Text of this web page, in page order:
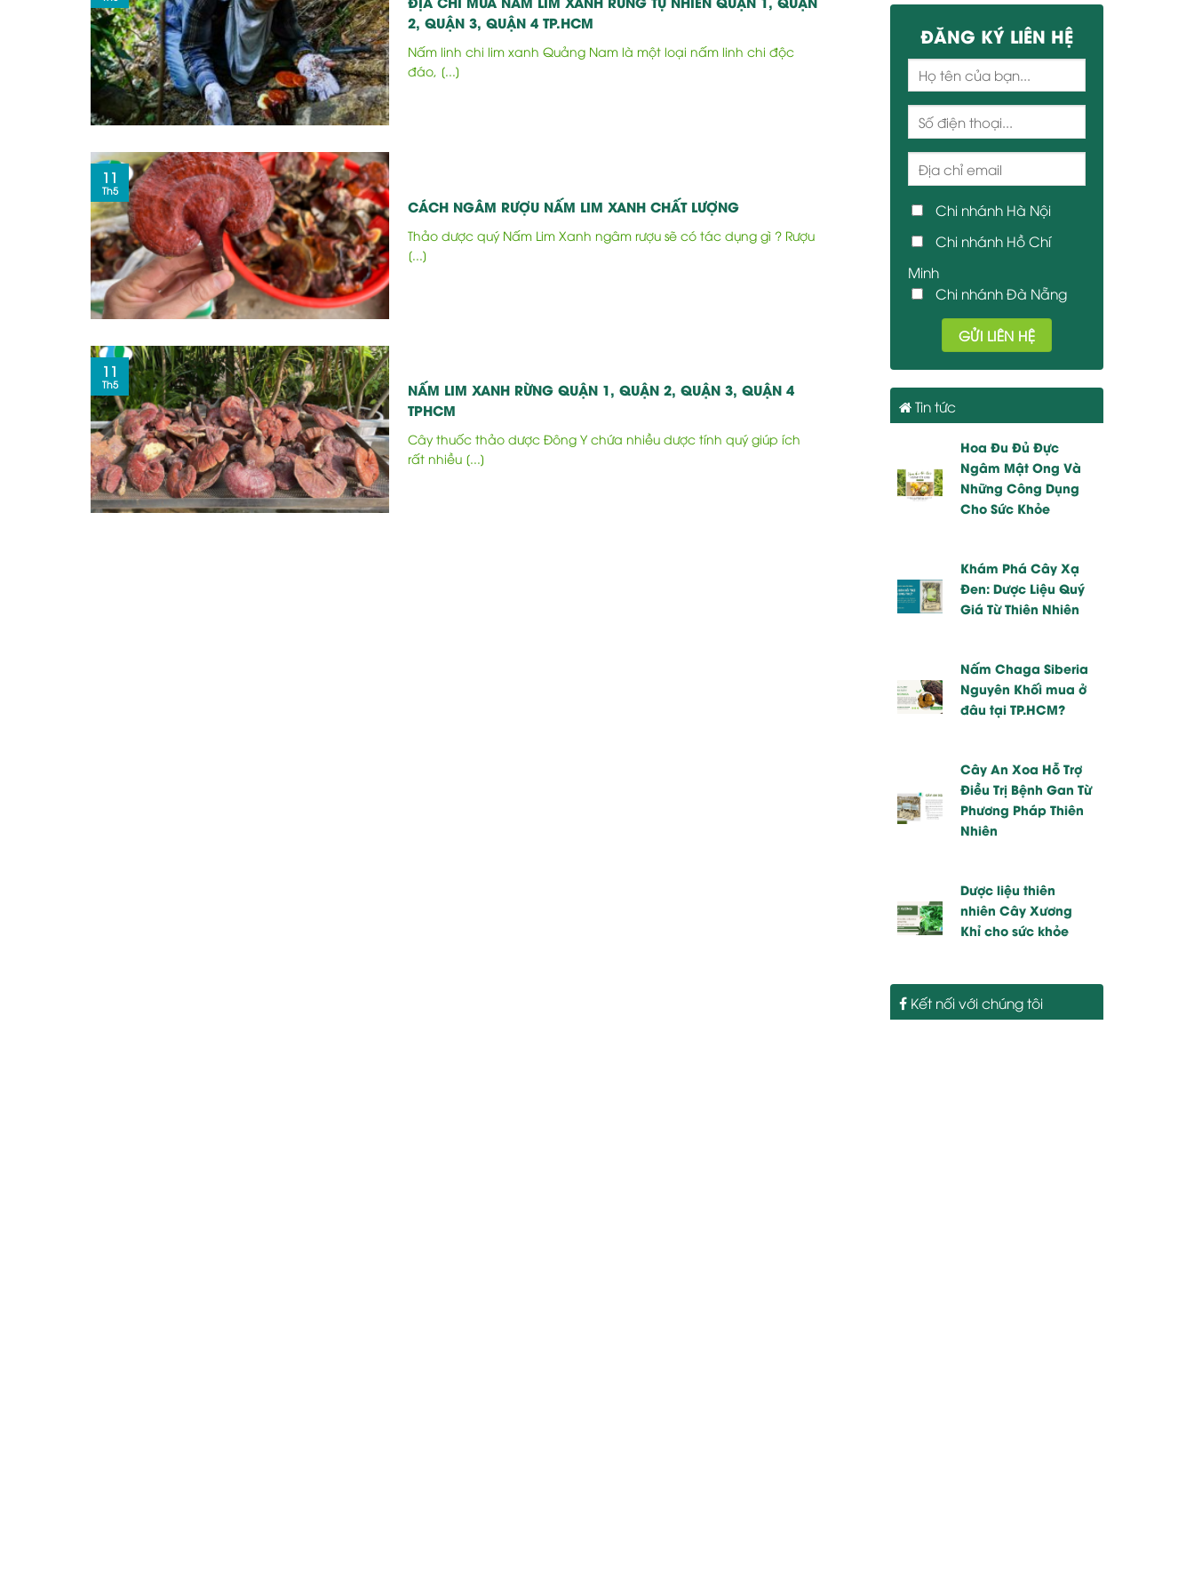
2, QUẬN 3, QUẬN 4 TP.HCM
Nấm linh chi lim xanh Quảng Nam là một loại nấm linh chi độc
đáo, [...]
CÁCH NGÂM RƯỢU NẤM LIM XANH CHẤT LƯỢNG
Thảo dược quý Nấm Lim Xanh ngâm rượu sẽ có tác dụng gì ? Rượu
[...]
11
Th5
NẤM LIM XANH RỪNG QUẬN 1, QUẬN 2, QUẬN 3, QUẬN 4
TPHCM
Cây thuốc thảo dược Đông Y chứa nhiều dược tính quý giúp ích
rất nhiều [...]
11
Th5
ĐĂNG KÝ LIÊN HỆ
Chi nhánh Hà Nội
Chi nhánh Hồ Chí
Minh
Chi nhánh Đà Nẵng
Tin tức
Hoa Đu Đủ Đực
Ngâm Mật Ong Và
Những Công Dụng
Cho Sức Khỏe
Khám Phá Cây Xạ
Đen: Dược Liệu Quý
Giá Từ Thiên Nhiên
Nấm Chaga Siberia
Nguyên Khối mua ở
đâu tại TP.HCM?
Cây An Xoa Hỗ Trợ
Điều Trị Bệnh Gan Từ
Phương Pháp Thiên
Nhiên
Dược liệu thiên
nhiên Cây Xương
Khỉ cho sức khỏe
Kết nối với chúng tôi